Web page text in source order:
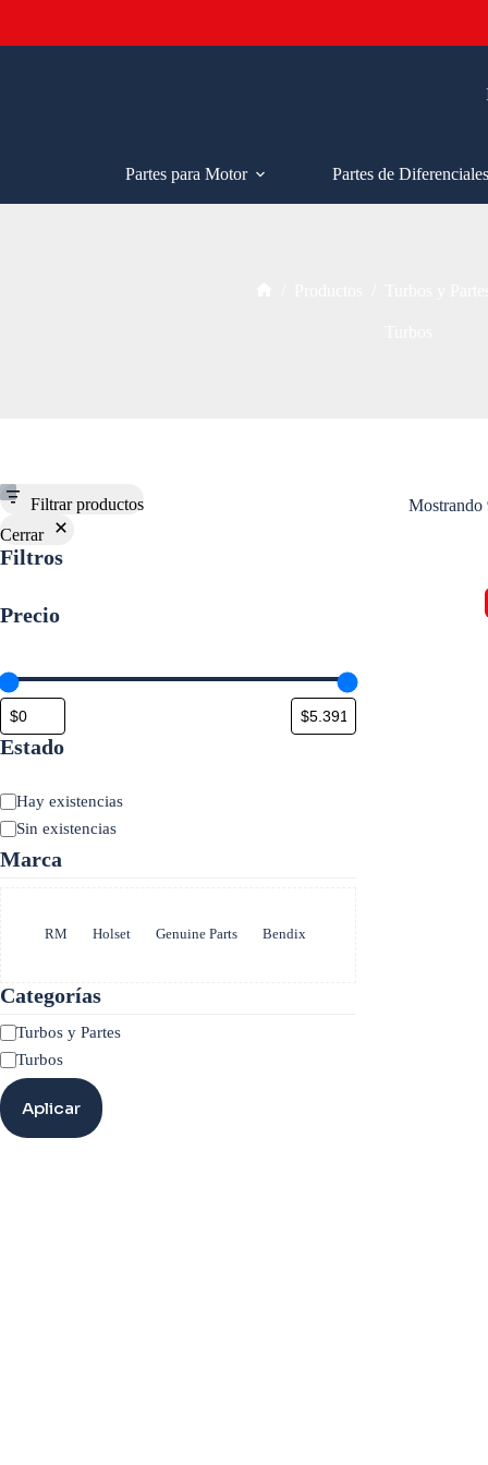
contenido
Partes para Motor Partes de
Mostrando
Filtrar productos
Cerrar
Filtros
Precio
Estado
Estado
Hay existencias
Sin existencias
Marca
Marca
RM Holset Genuine Parts Bendix
Categorías
Categoría
Turbos y Partes
Turbos
Aplicar